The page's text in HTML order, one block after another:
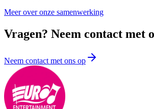
Meer over onze samenwerking
Vragen? Neem contact met
Neem contact met ons op